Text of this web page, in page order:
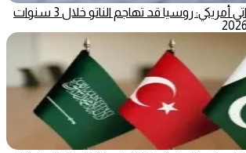
أمريكي: روسيا قد تهاجم الناتو خلال 3 سنوات